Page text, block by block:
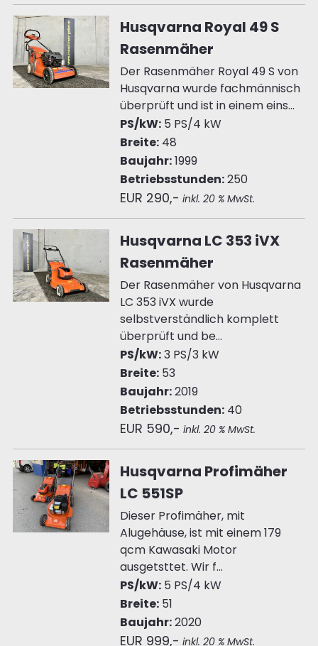
Husqvarna Royal 49 S
Rasenmäher
Der Rasenmäher Royal 49 S von
Husqvarna wurde fachmännisch
überprüft und ist in einem eins...
PS/kW:5 PS/4 kW
Breite:48
Baujahr:1999
Betriebsstunden:250
EUR 290,- inkl. 20 % MwSt.
Husqvarna LC 353 iVX
Rasenmäher
Der Rasenmäher von Husqvarna
LC 353 iVX wurde
selbstverständlich komplett
überprüft und be...
PS/kW:3 PS/3 kW
Breite:53
Baujahr:2019
Betriebsstunden:40
EUR 590,- inkl. 20 % MwSt.
Husqvarna Profimäher
LC 551SP
Dieser Profimäher, mit
Alugehäuse, ist mit einem 179
qcm Kawasaki Motor
ausgetsttet. Wir f...
PS/kW:5 PS/4 kW
Breite:51
Baujahr:2020
EUR 999,- inkl. 20 % MwSt.